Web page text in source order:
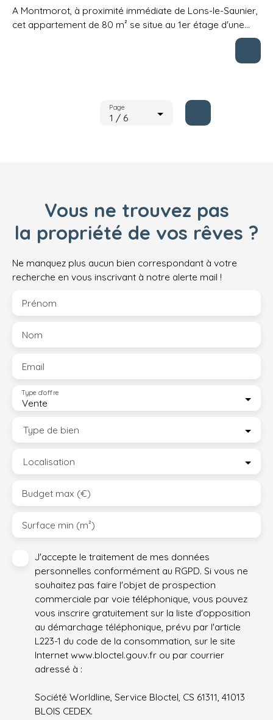
A Montmorot, à proximité immédiate de Lons-le-Saunier,
cet appartement de 80 m² se situe au 1er étage d'une
petite copropriété. Rénové avec goût , il offre de beaux
un salon et un séjour, 2 chambres dont une avec balcon
appréciables. Bonne isolation et faibles charges. Une
nouvelle exclusivité 4% immobilier ! DPE en C. (5. 17 %
1 / 6
Page
Vous ne trouvez pas
la propriété de vos rêves ?
Ne manquez plus aucun bien correspondant à votre
recherche en vous inscrivant à notre alerte mail !
Prénom
Nom
Email
Vente
Type d'offre
Type de bien
Localisation
Budget max (€)
Surface min (m²)
J'accepte le traitement de mes données
personnelles conformément au RGPD. Si vous ne
souhaitez pas faire l'objet de prospection
commerciale par voie téléphonique, vous pouvez
vous inscrire gratuitement sur la liste d'opposition
au démarchage téléphonique, prévu par l'article
L223-1 du code de la consommation, sur le site
Internet www.bloctel.gouv.fr ou par courrier
adressé à :
Société Worldline, Service Bloctel, CS 61311, 41013
BLOIS CEDEX.